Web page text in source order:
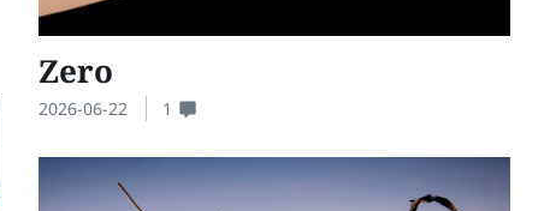
Zero
2026-06-22 1